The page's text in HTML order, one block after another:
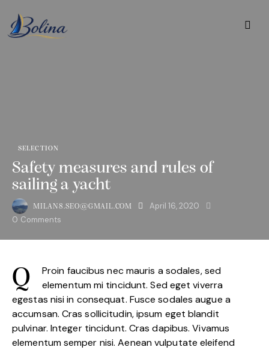
SELECTION
Safety measures and rules of
sailing a yacht
MILAN8.SEO@GMAIL.COM
April 16, 2020
0 Comments
Q
Proin faucibus nec mauris a sodales, sed
elementum mi tincidunt. Sed eget viverra
egestas nisi in consequat. Fusce sodales augue a
accumsan. Cras sollicitudin, ipsum eget blandit
pulvinar. Integer tincidunt. Cras dapibus. Vivamus
elementum semper nisi. Aenean vulputate eleifend